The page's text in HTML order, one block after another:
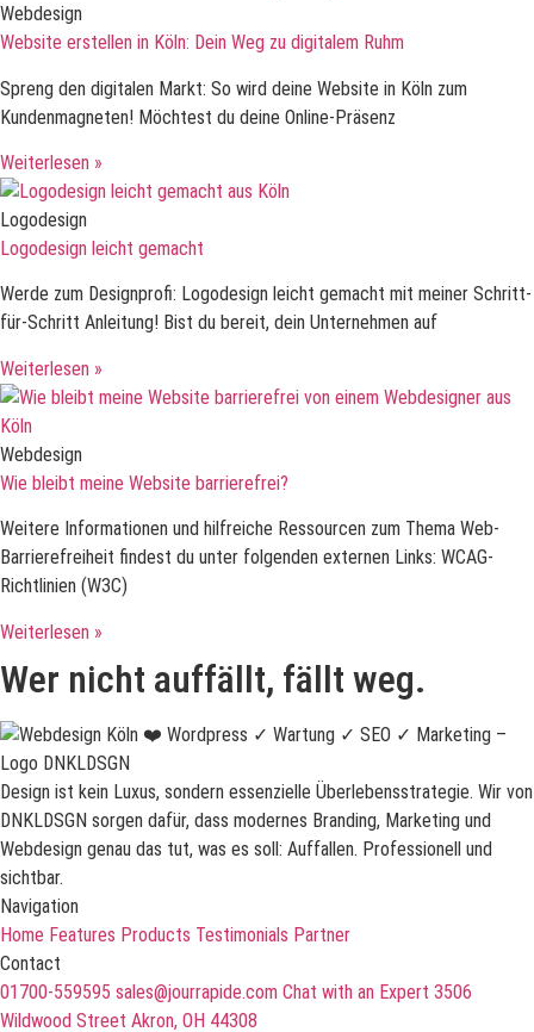
Webdesign
Website erstellen in Köln: Dein Weg zu digitalem Ruhm
Spreng den digitalen Markt: So wird deine Website in Köln zum
Kundenmagneten! Möchtest du deine Online-Präsenz
Weiterlesen »
Logodesign
Logodesign leicht gemacht
Werde zum Designprofi: Logodesign leicht gemacht mit meiner Schritt-
für-Schritt Anleitung! Bist du bereit, dein Unternehmen auf
Weiterlesen »
Webdesign
Wie bleibt meine Website barrierefrei?
Weitere Informationen und hilfreiche Ressourcen zum Thema Web-
Barrierefreiheit findest du unter folgenden externen Links: WCAG-
Richtlinien (W3C)
Weiterlesen »
Wer nicht auffällt, fällt weg.
Design ist kein Luxus, sondern essenzielle Überlebensstrategie. Wir von
DNKLDSGN sorgen dafür, dass modernes Branding, Marketing und
Webdesign genau das tut, was es soll: Auffallen. Professionell und
sichtbar.
Navigation
Home Features Products Testimonials Partner
Contact
01700-559595 sales@jourrapide.com Chat with an Expert 3506
Wildwood Street Akron, OH 44308